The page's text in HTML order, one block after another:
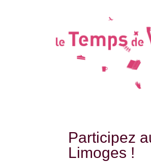
Participez
Limoges !